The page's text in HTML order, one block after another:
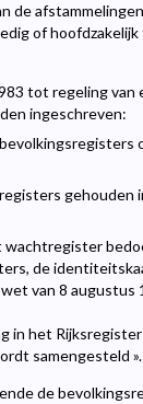
de
of
tot regeling
ingeschreven:
gehouden
de
van 8
in het
samengesteld ».
de